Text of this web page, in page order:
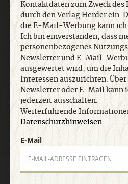
E-Mail
AGB und Widerrufsbelehrung
Kontaktdaten zum Zweck
durch den Verlag Herder ein.
die E-Mail-Werbung kann
Ich bin einverstanden, dass
personenbezogenes
Newsletter und E-Mail-
ausgewertet wird, um die
Interessen auszurichten.
Newsletter oder E-Mail kann
jederzeit ausschalten.
Weiterführende
Datenschutzhinweisen.
E-Mail